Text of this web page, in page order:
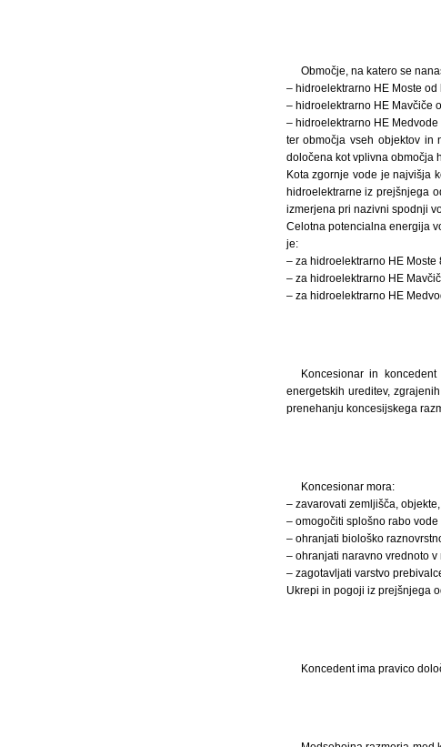
Območje, na katero se
– hidroelektrarno HE Moste od
– hidroelektrarno HE Mavčiče
– hidroelektrarno HE
ter območja vseh objektov in
določena kot vplivna območja
Kota zgornje vode je najvišja
hidroelektrarne iz prejšnjega
izmerjena pri nazivni spodnji
Celotna potencialna energija
je:
– za hidroelektrarno HE Moste
– za hidroelektrarno HE
– za hidroelektrarno HE
Koncesionar in
energetskih ureditev,
prenehanju koncesijskega
Koncesionar mora:
– zavarovati zemljišča,
– omogočiti splošno rabo vode
– ohranjati biološko
– ohranjati naravno vrednoto
– zagotavljati varstvo
Ukrepi in pogoji iz prejšnjega
Koncedent ima pravico